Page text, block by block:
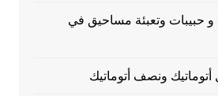
و حبيبات وتعبئة مساحيق في
أتوماتيك ونصف أتوماتيك